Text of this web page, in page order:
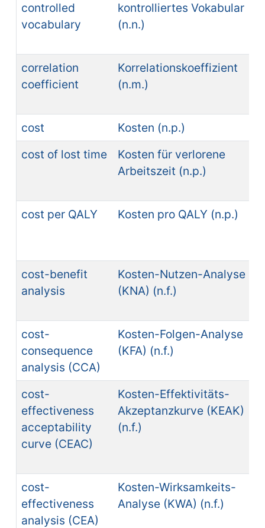
controlled
vocabulary
kontrolliertes Vokabular
(n.n.)
correlation
coefficient
Korrelationskoeffizient
(n.m.)
cost
Kosten (n.p.)
cost of lost time
Kosten für verlorene
Arbeitszeit (n.p.)
cost per QALY Kosten pro QALY (n.p.)
cost-benefit
analysis
Kosten-Nutzen-Analyse
(KNA) (n.f.)
cost-
consequence
analysis (CCA)
Kosten-Folgen-Analyse
(KFA) (n.f.)
cost-
effectiveness
acceptability
curve (CEAC)
Kosten-Effektivitäts-
Akzeptanzkurve (KEAK)
(n.f.)
cost-
effectiveness
analysis (CEA)
Kosten-Wirksamkeits-
Analyse (KWA) (n.f.)